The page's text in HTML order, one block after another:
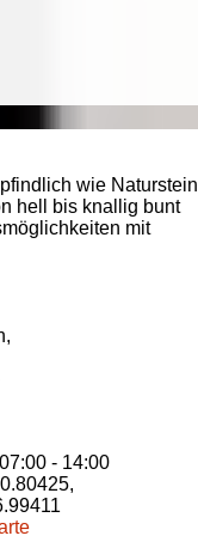
wie
hell bis knallig bunt
mit
,
- 14:00
,